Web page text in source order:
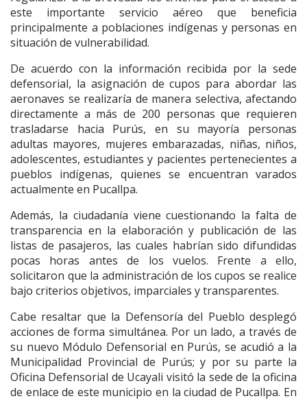
este importante servicio aéreo que beneficia
principalmente a poblaciones indígenas y personas en
situación de vulnerabilidad.
De acuerdo con la información recibida por la sede
defensorial, la asignación de cupos para abordar las
aeronaves se realizaría de manera selectiva, afectando
directamente a más de 200 personas que requieren
trasladarse hacia Purús, en su mayoría personas
adultas mayores, mujeres embarazadas, niñas, niños,
adolescentes, estudiantes y pacientes pertenecientes a
pueblos indígenas, quienes se encuentran varados
actualmente en Pucallpa.
Además, la ciudadanía viene cuestionando la falta de
transparencia en la elaboración y publicación de las
listas de pasajeros, las cuales habrían sido difundidas
pocas horas antes de los vuelos. Frente a ello,
solicitaron que la administración de los cupos se realice
bajo criterios objetivos, imparciales y transparentes.
Cabe resaltar que la Defensoría del Pueblo desplegó
acciones de forma simultánea. Por un lado, a través de
su nuevo Módulo Defensorial en Purús, se acudió a la
Municipalidad Provincial de Purús; y por su parte la
Oficina Defensorial de Ucayali visitó la sede de la oficina
de enlace de este municipio en la ciudad de Pucallpa. En